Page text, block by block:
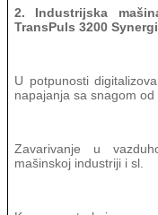
2. Industrijska
TransPuls 3200
U potpunosti
napajanja sa snagom od
Zavarivanje u
mašinskoj industriji i sl.